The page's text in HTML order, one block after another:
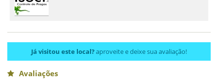
Já visitou este local?aproveite e deixe sua avaliação!
Avaliações